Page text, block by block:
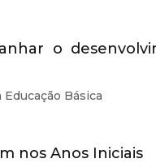
o
Básica
nos Anos Iniciais